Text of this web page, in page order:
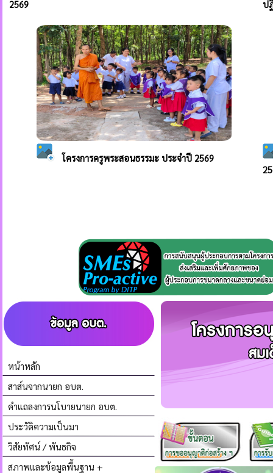
หน้าหลัก
สาส์นจากนายก อบต.
คำแถลงการนโบายนายก อบต.
ประวัติความเป็นมา
วิสัยทัศน์ / พันธกิจ
สภาพและข้อมูลพื้นฐาน +